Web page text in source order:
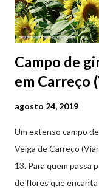
Campo de
em Carreço
agosto 24, 2019
Um extenso campo
Veiga de Carreço
13. Para quem passa
de flores que encanta